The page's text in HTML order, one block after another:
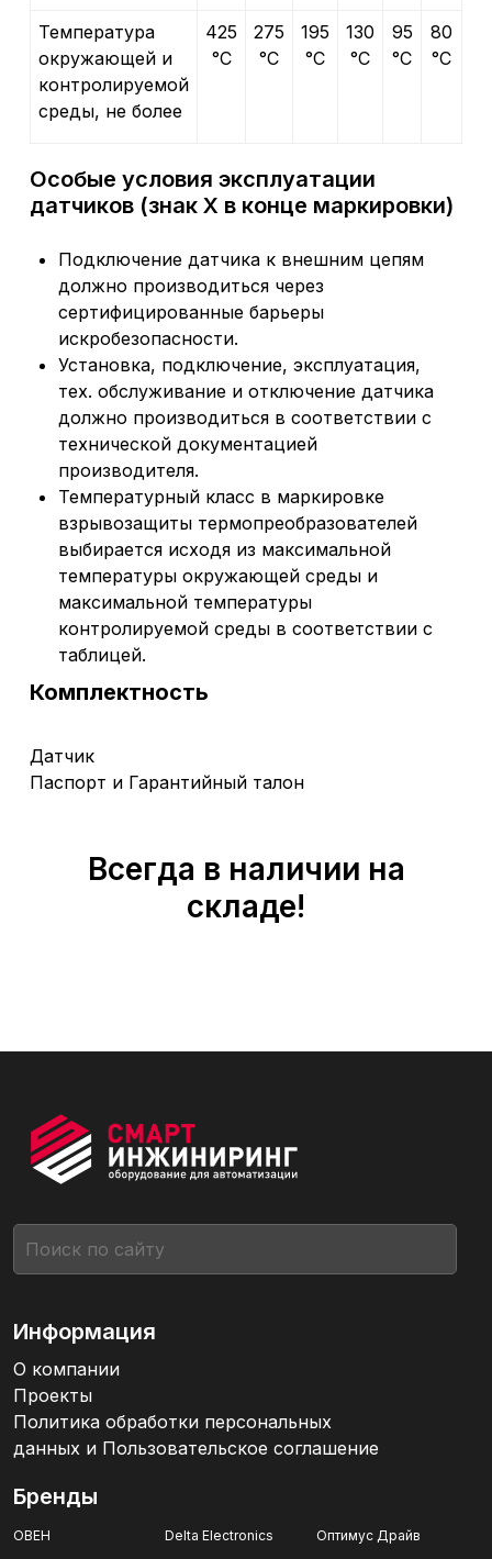
Температура
окружающей и
контролируемой
среды, не более
425
°С
275
°С
195
°С
130
°С
95
°С
80
°С
Особые условия эксплуатации
датчиков (знак Х в конце маркировки)
Подключение датчика к внешним цепям
должно производиться через
сертифицированные барьеры
искробезопасности.
Установка, подключение, эксплуатация,
тех. обслуживание и отключение датчика
должно производиться в соответствии с
технической документацией
производителя.
Температурный класс в маркировке
взрывозащиты термопреобразователей
выбирается исходя из максимальной
температуры окружающей среды и
максимальной температуры
контролируемой среды в соответствии с
таблицей.
Комплектность
Датчик
Паспорт и Гарантийный талон
Всегда в наличии на
складе!
Информация
О компании
Проекты
Политика обработки персональных
данных и Пользовательское соглашение
Бренды
ОВЕН Delta Electronics
Оптимус Драйв